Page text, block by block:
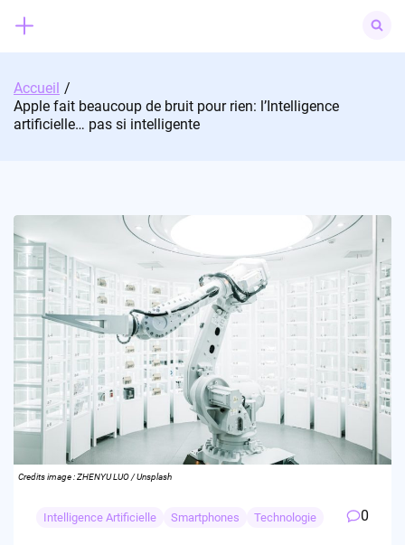
for:
Accueil
Apple fait beaucoup de bruit pour rien: l’Intelligence
artificielle… pas si intelligente
Credits image : ZHENYU LUO / Unsplash
Intelligence Artificielle Smartphones Technologie 0